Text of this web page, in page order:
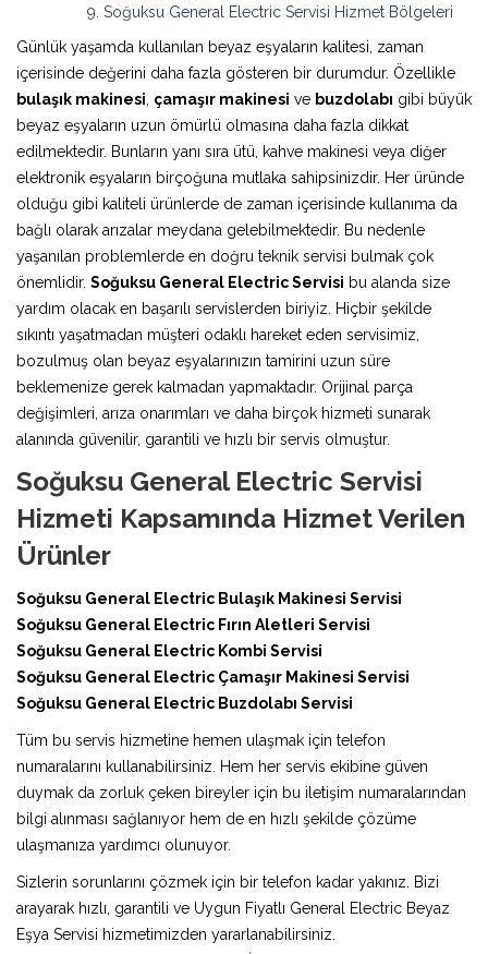
Soğuksu General Electric Servisi Hizmet Bölgeleri
Günlük yaşamda kullanılan beyaz eşyaların kalitesi, zaman
içerisinde değerini daha fazla gösteren bir durumdur. Özellikle
bulaşık makinesi çamaşır makinesi ve buzdolabı gibi büyük
beyaz eşyaların uzun ömürlü olmasına daha fazla dikkat
edilmektedir. Bunların yanı sıra ütü, kahve makinesi veya diğer
elektronik eşyaların birçoğuna mutlaka sahipsinizdir. Her üründe
olduğu gibi kaliteli ürünlerde de zaman içerisinde kullanıma da
bağlı olarak arızalar meydana gelebilmektedir. Bu nedenle
yaşanılan problemlerde en doğru teknik servisi bulmak çok
önemlidir. Soğuksu General Electric Servisi bu alanda size
yardım olacak en başarılı servislerden biriyiz. Hiçbir şekilde
sıkıntı yaşatmadan müşteri odaklı hareket eden servisimiz,
bozulmuş olan beyaz eşyalarınızın tamirini uzun süre
beklemenize gerek kalmadan yapmaktadır. Orijinal parça
değişimleri, arıza onarımları ve daha birçok hizmeti sunarak
alanında güvenilir, garantili ve hızlı bir servis olmuştur.
Soğuksu General Electric Servisi
Hizmeti Kapsamında Hizmet Verilen
Ürünler
Soğuksu General Electric Bulaşık Makinesi Servisi
Soğuksu General Electric Fırın Aletleri Servisi
Soğuksu General Electric Kombi Servisi
Soğuksu General Electric Çamaşır Makinesi Servisi
Soğuksu General Electric Buzdolabı Servisi
Tüm bu servis hizmetine hemen ulaşmak için telefon
numaralarını kullanabilirsiniz. Hem her servis ekibine güven
duymak da zorluk çeken bireyler için bu iletişim numaralarından
bilgi alınması sağlanıyor hem de en hızlı şekilde çözüme
ulaşmanıza yardımcı olunuyor.
Sizlerin sorunlarını çözmek için bir telefon kadar yakınız. Bizi
arayarak hızlı, garantili ve Uygun Fiyatlı General Electric Beyaz
Eşya Servisi hizmetimizden yararlanabilirsiniz.